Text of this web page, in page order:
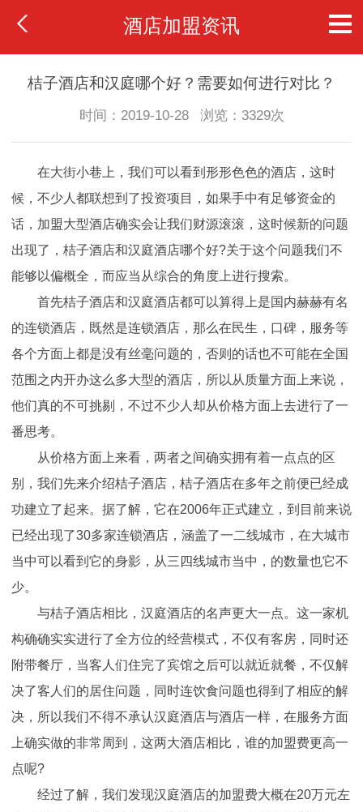
酒店加盟资讯
桔子酒店和汉庭哪个好？需要如何进行对比？
时间：2019-10-28 浏览：3329次
在大街小巷上，我们可以看到形形色色的酒店，这时
候，不少人都联想到了投资项目，如果手中有足够资金的
话，加盟大型酒店确实会让我们财源滚滚，这时候新的问题
出现了，桔子酒店和汉庭酒店哪个好?关于这个问题我们不
能够以偏概全，而应当从综合的角度上进行搜索。
首先桔子酒店和汉庭酒店都可以算得上是国内赫赫有名
的连锁酒店，既然是连锁酒店，那么在民生，口碑，服务等
各个方面上都是没有丝毫问题的，否则的话也不可能在全国
范围之内开办这么多大型的酒店，所以从质量方面上来说，
他们真的不可挑剔，不过不少人却从价格方面上去进行了一
番思考。
从价格方面上来看，两者之间确实拥有着一点点的区
别，我们先来介绍桔子酒店，桔子酒店在多年之前便已经成
功建立了起来。据了解，它在2006年正式建立，到目前来说
已经出现了30多家连锁酒店，涵盖了一二线城市，在大城市
当中可以看到它的身影，从三四线城市当中，的数量也它不
少。
与桔子酒店相比，汉庭酒店的名声更大一点。这一家机
构确确实实进行了全方位的经营模式，不仅有客房，同时还
附带餐厅，当客人们住完了宾馆之后可以就近就餐，不仅解
决了客人们的居住问题，同时连饮食问题也得到了相应的解
决，所以我们不得不承认汉庭酒店与酒店一样，在服务方面
上确实做的非常周到，这两大酒店相比，谁的加盟费更高一
点呢?
经过了解，我们发现汉庭酒店的加盟费大概在20万元左